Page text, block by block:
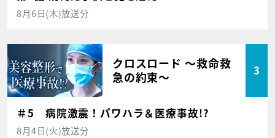
8月6日(木)放送分
クロスロード ～救命救
急の約束～
3
＃5 病院激震！パワハラ＆医療事故!?
8月4日(火)放送分